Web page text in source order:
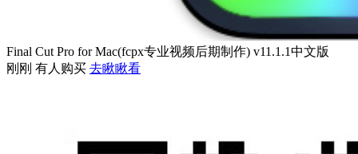
Final Cut Pro for Mac(fcpx专业视频后期制作) v11.1.1中文版
刚刚 有人购买 去瞅瞅看